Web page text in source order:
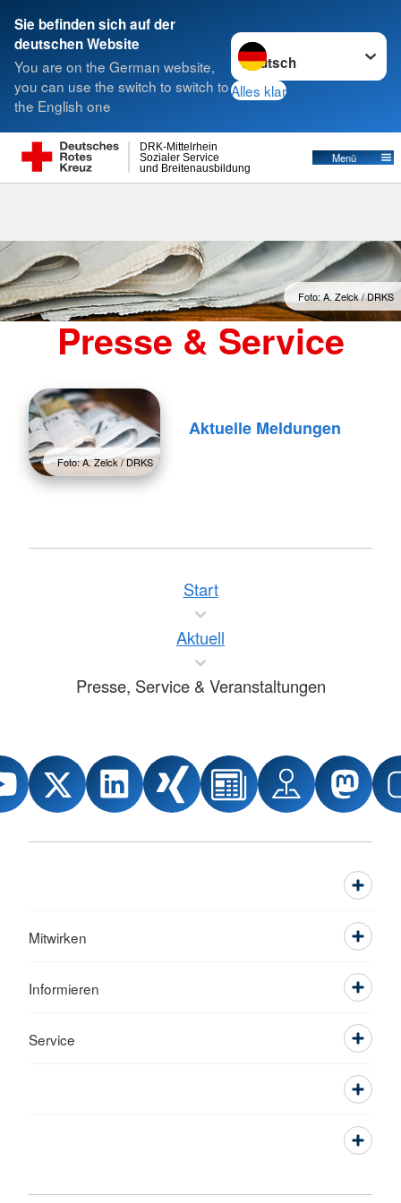
Sie befinden sich auf der
deutschen Website
You are on the German website,
you can use the switch to switch to
the English one
Sprache wechseln zu
Alles klar
und Breitenausbildung
Sozialer Service
DRK-Mittelrhein
Menü
Suche
Foto: A. Zelck / DRKS
Presse & Service
Foto: A. Zelck / DRKS
Aktuelle Meldungen
Start
Aktuell
Presse, Service & Veranstaltungen
Mitwirken
Informieren
Service